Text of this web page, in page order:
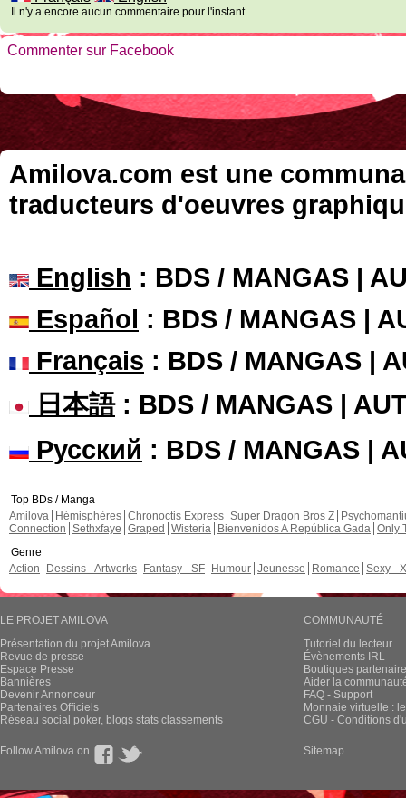
Il n'y a encore aucun commentaire pour l'instant.
Commenter sur Facebook
Amilova.com est une
traducteurs d'oeuvres
English : BDS / MANGAS |
Español : BDS / MANGAS |
Français : BDS / MANGAS |
日本語: BDS / MANGAS |
Русский : BDS / MANGAS |
Top BDs / Manga
Amilova
Hémisphères Chronoctis Express Super Dragon Bros Z
Connection Sethxfaye Graped Wisteria Bienvenidos A República Gada Only
Genre
Action
Dessins - Artworks Fantasy - SF Humour Jeunesse Romance Sexy -
LE PROJET AMILOVA
Présentation du projet Amilova
Revue de presse
Espace Presse
Bannières
Devenir Annonceur
Partenaires Officiels
Réseau social poker, blogs stats classements
COMMUNAUTÉ
Tutoriel du lecteur
Évènements IRL
Boutiques
Aider la
FAQ - Support
Monnaie virtuelle :
CGU - Conditions
Follow Amilova on Sitemap